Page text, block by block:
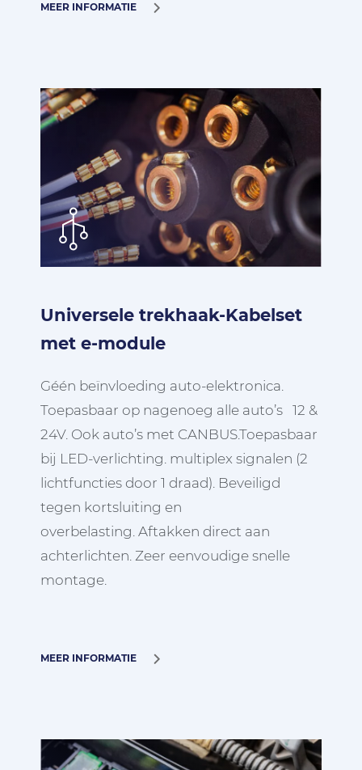
MEER INFORMATIE
Universele trekhaak-Kabelset
met e-module
Géén beïnvloeding auto-elektronica.
Toepasbaar op nagenoeg alle auto’s 12 &
24V. Ook auto’s met CANBUS.Toepasbaar
bij LED-verlichting. multiplex signalen (2
lichtfuncties door 1 draad). Beveiligd
tegen kortsluiting en
overbelasting. Aftakken direct aan
achterlichten. Zeer eenvoudige snelle
montage.
MEER INFORMATIE